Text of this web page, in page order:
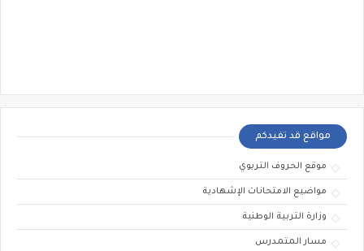
مواقع قد تفيدكم
موقع الحروف التربوي
مواضيع الامتحانات الإشهادية
وزارة التربية الوطنية
مسار المتمدرس